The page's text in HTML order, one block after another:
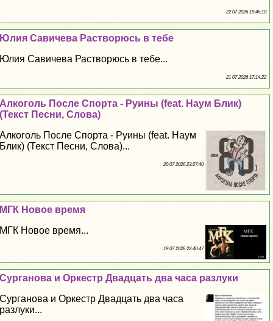
22 07 2026 19:46:10
Юлия Савичева Растворюсь в тебе
Юлия Савичева Растворюсь в тебе...
21 07 2026 17:14:22
Алкоголь После Спорта - Руины (feat. Наум Блик)
(Текст Песни, Слова)
Алкоголь После Спорта - Руины (feat. Наум
Блик) (Текст Песни, Слова)...
20 07 2026 23:27:40
МГК Новое время
МГК Новое время...
19 07 2026 22:40:47
Сурганова и Оркестр Двадцать два часа разлуки
Сурганова и Оркестр Двадцать два часа
разлуки...